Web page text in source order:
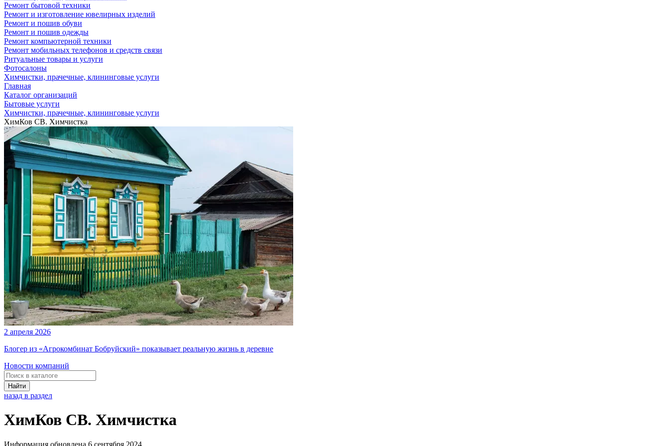
Ремонт бытовой техники
Ремонт и изготовление ювелирных изделий
Ремонт и пошив обуви
Ремонт и пошив одежды
Ремонт компьютерной техники
Ремонт мобильных телефонов и средств связи
Ритуальные товары и услуги
Фотосалоны
Химчистки, прачечные, клининговые услуги
Главная
Каталог организаций
Бытовые услуги
Химчистки, прачечные, клининговые услуги
ХимКов СВ. Химчистка
2 апреля 2026
Блогер из «Агрокомбинат Бобруйский» показывает реальную жизнь в деревне
Новости компаний
Найти
назад в раздел
ХимКов СВ. Химчистка
Информация обновлена 6 сентября 2024